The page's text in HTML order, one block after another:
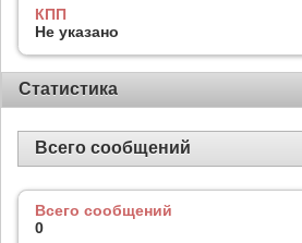
КПП
Не указано
Статистика
Всего сообщений
Всего сообщений
0